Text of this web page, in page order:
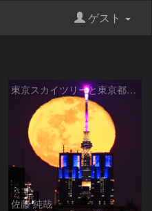
ゲスト
東京スカイツリーと東京都庁がぴったり重なって見える所から月齢15.6の月
佐藤 純哉